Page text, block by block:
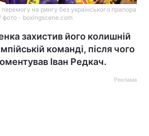
на рингу без українського прапора
/ фото - boxingscene.com
захистив його колишній
команді, після чого
Іван Редкач.
Реклама